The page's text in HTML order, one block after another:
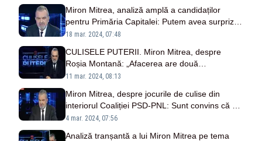
Miron Mitrea, analiză amplă a candidaților
pentru Primăria Capitalei: Putem avea surprize,
am mai avut
18 mar. 2024, 07:48
CULISELE PUTERII. Miron Mitrea, despre
Roșia Montană: „Afacerea are două
componente: aurul și jocul pe bursă”
11 mar. 2024, 08:13
Miron Mitrea, despre jocurile de culise din
interiorul Coaliției PSD-PNL: Sunt convins că cei
3 lideri ai celor două partide, în principiu s-au
4 mar. 2024, 07:56
Analiză tranșantă a lui Miron Mitrea pe tema